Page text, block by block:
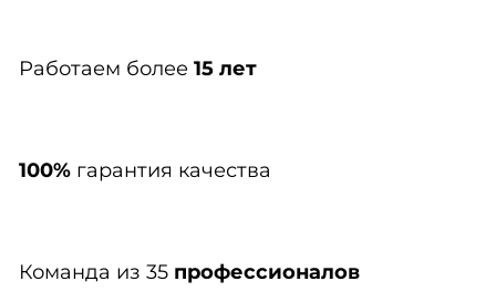
Работаем более 15 лет
100%гарантия качества
Команда из 35 профессионалов